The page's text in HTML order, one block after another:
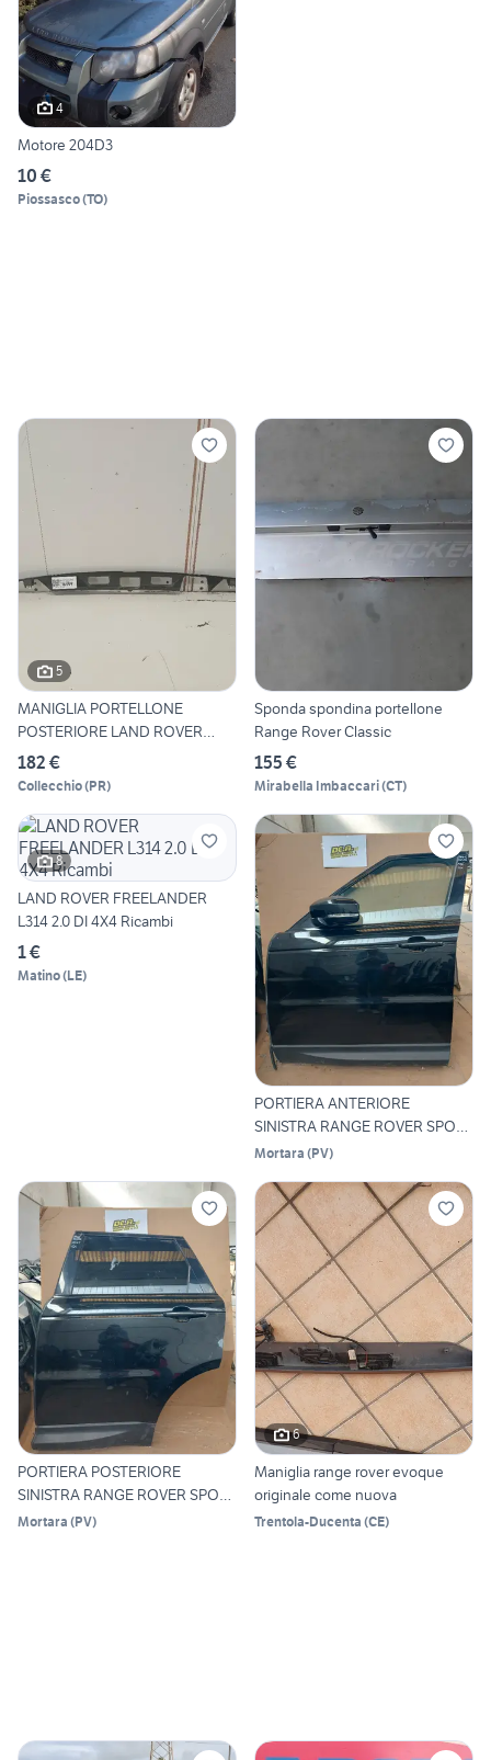
4
Motore 204D3
10 €
Piossasco(TO)
5
MANIGLIA PORTELLONE
POSTERIORE LAND ROVER
Range Ro
182 €
Collecchio(PR)
Sponda spondina portellone
Range Rover Classic
155 €
Mirabella Imbaccari(CT)
8
LAND ROVER FREELANDER
L314 2.0 DI 4X4 Ricambi
1 €
Matino(LE)
PORTIERA ANTERIORE
SINISTRA RANGE ROVER SPORT
2018
Mortara (PV)
PORTIERA POSTERIORE
SINISTRA RANGE ROVER SPORT
201
Mortara (PV)
6
Maniglia range rover evoque
originale come nuova
Trentola-Ducenta (CE)